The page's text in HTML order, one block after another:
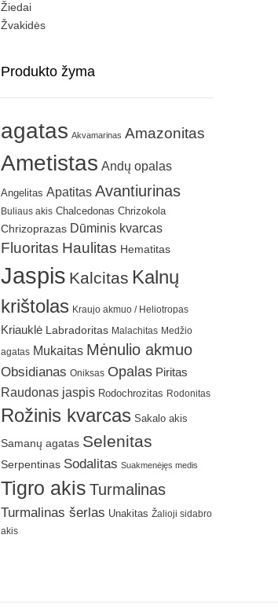
Žiedai
Žvakidės
Produkto žyma
agatas Akvamarinas Amazonitas
Ametistas Andų opalas
Angelitas Apatitas Avantiurinas
Buliaus akis Chalcedonas Chrizokola
Chrizoprazas Dūminis kvarcas
Fluoritas Haulitas Hematitas
Jaspis Kalcitas Kalnų
krištolas Kraujo akmuo / Heliotropas
Kriauklė Labradoritas Malachitas Medžio
agatas Mukaitas Mėnulio akmuo
Obsidianas Oniksas Opalas Piritas
Raudonas jaspis Rodochrozitas Rodonitas
Rožinis kvarcas Sakalo akis
Samanų agatas Selenitas
Serpentinas Sodalitas Suakmenėjęs medis
Tigro akis Turmalinas
Turmalinas šerlas Unakitas Žalioji sidabro
akis